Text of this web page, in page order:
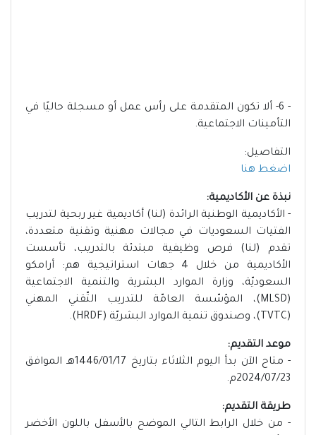
- 6- ألا تكون المتقدمة على رأس عمل أو مسجلة حاليًا في
التأمينات الاجتماعية.
التفاصيل:
اضغط هنا
نبذة عن الأكاديمية:
- الأكاديمية الوطنية الرائدة (لنا) أكاديمية غير ربحية لتدريب
الفتيات السعوديات في مجالات مهنية وتقنية متعددة،
تقدم (لنا) فرص وظيفية مبتدئة بالتدريب، تأسست
الأكاديمية من خلال 4 جهات استراتيجية هم: أرامكو
السعوديّة، وزارة الموارد البشرية والتنمية الاجتماعية
(MLSD)، المؤسّسة العامّة للتدريب التّقني المهني
(TVTC)، وصندوق تنمية الموارد البشريّة (HRDF).
موعد التقديم:
- متاح الآن بدأ اليوم الثلاثاء بتاريخ 1446/01/17هـ الموافق
2024/07/23م.
طريقة التقديم:
- من خلال الرابط التالي الموضح بالأسفل باللون الأخضر